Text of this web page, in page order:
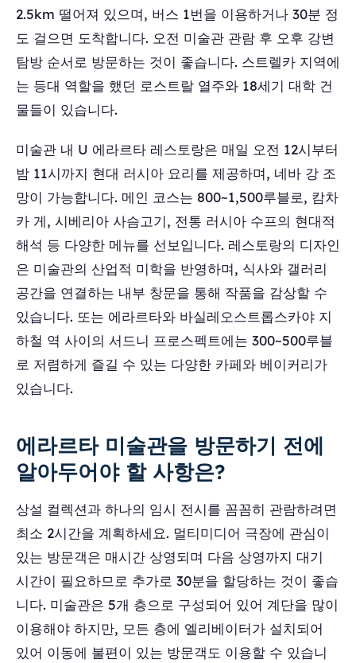
2.5km 떨어져 있으며, 버스 1번을 이용하거나 30분 정
도 걸으면 도착합니다. 오전 미술관 관람 후 오후 강변
탐방 순서로 방문하는 것이 좋습니다. 스트렐카 지역에
는 등대 역할을 했던 로스트랄 열주와 18세기 대학 건
물들이 있습니다.
미술관 내 U 에라르타 레스토랑은 매일 오전 12시부터
밤 11시까지 현대 러시아 요리를 제공하며, 네바 강 조
망이 가능합니다. 메인 코스는 800~1,500루블로, 캄차
카 게, 시베리아 사슴고기, 전통 러시아 수프의 현대적
해석 등 다양한 메뉴를 선보입니다. 레스토랑의 디자인
은 미술관의 산업적 미학을 반영하며, 식사와 갤러리
공간을 연결하는 내부 창문을 통해 작품을 감상할 수
있습니다. 또는 에라르타와 바실레오스트롭스카야 지
하철 역 사이의 서드니 프로스펙트에는 300~500루블
로 저렴하게 즐길 수 있는 다양한 카페와 베이커리가
있습니다.
에라르타 미술관을 방문하기 전에
알아두어야 할 사항은?
상설 컬렉션과 하나의 임시 전시를 꼼꼼히 관람하려면
최소 2시간을 계획하세요. 멀티미디어 극장에 관심이
있는 방문객은 매시간 상영되며 다음 상영까지 대기
시간이 필요하므로 추가로 30분을 할당하는 것이 좋습
니다. 미술관은 5개 층으로 구성되어 있어 계단을 많이
이용해야 하지만, 모든 층에 엘리베이터가 설치되어
있어 이동에 불편이 있는 방문객도 이용할 수 있습니